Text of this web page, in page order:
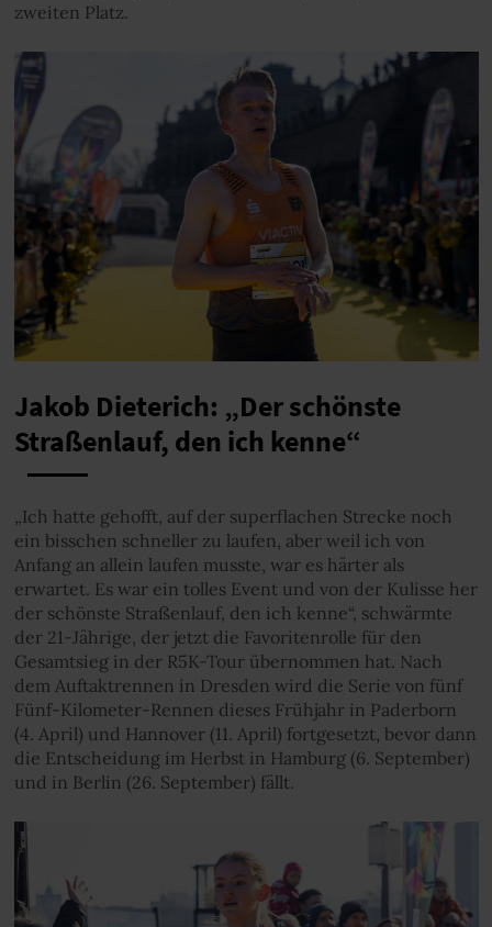
zweiten Platz.
Jakob Dieterich: „Der schönste
Straßenlauf, den ich kenne“
„Ich hatte gehofft, auf der superflachen Strecke noch
ein bisschen schneller zu laufen, aber weil ich von
Anfang an allein laufen musste, war es härter als
erwartet. Es war ein tolles Event und von der Kulisse her
der schönste Straßenlauf, den ich kenne“, schwärmte
der 21-Jährige, der jetzt die Favoritenrolle für den
Gesamtsieg in der R5K-Tour übernommen hat. Nach
dem Auftaktrennen in Dresden wird die Serie von fünf
Fünf-Kilometer-Rennen dieses Frühjahr in Paderborn
(4. April) und Hannover (11. April) fortgesetzt, bevor dann
die Entscheidung im Herbst in Hamburg (6. September)
und in Berlin (26. September) fällt.